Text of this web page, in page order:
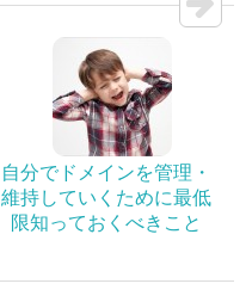
自分でドメインを管理・
維持していくために最低
限知っておくべきこと